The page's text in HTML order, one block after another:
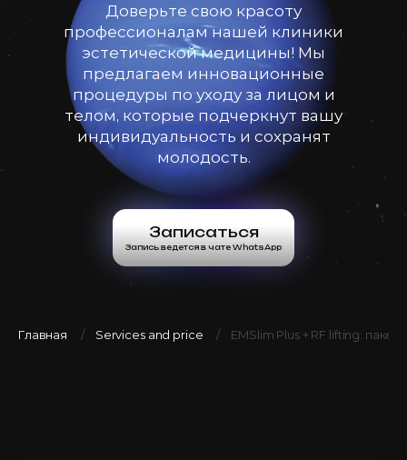
Доверьте свою красоту
профессионалам нашей клиники
эстетической медицины! Мы
предлагаем инновационные
процедуры по уходу за лицом и
телом, которые подчеркнут вашу
индивидуальность и сохранят
молодость.
Записаться
Запись ведется в чате WhatsApp
Главная Services and price EMSlim Plus + RF lifting: пакет